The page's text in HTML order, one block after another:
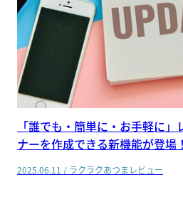
「誰でも・簡単に・お手軽に
ナーを作成できる新機能が登場！
2025.06.11 / ラクラクあつまレビュー